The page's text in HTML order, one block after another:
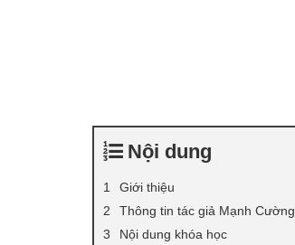
Nội dung
Giới thiệu
Thông tin tác giả Mạnh Cường
Nội dung khóa học